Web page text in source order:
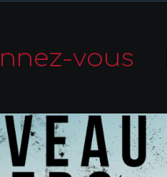
vous